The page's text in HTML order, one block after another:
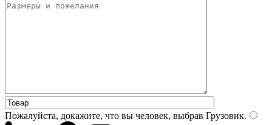
Пожалуйста, докажите, что вы человек, выбрав Грузовик.